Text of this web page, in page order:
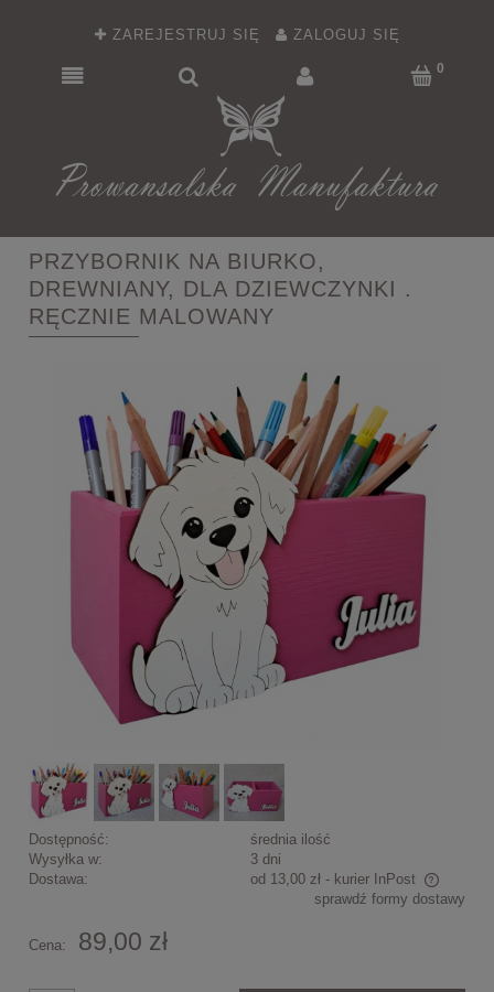
ZAREJESTRUJ SIĘ ZALOGUJ SIĘ
PRZYBORNIK NA BIURKO,
DREWNIANY, DLA DZIEWCZYNKI .
RĘCZNIE MALOWANY
Dostępność:
średnia ilość
Wysyłka w:
3 dni
Dostawa:
od 13,00 zł - kurier InPost
Cena nie zawiera ewentualnych kosztów płatnościsprawdź formy dostawy
Cena: 89,00 zł